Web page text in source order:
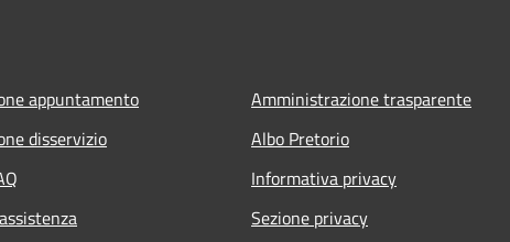
appuntamento
disservizio
Amministrazione trasparente
Albo Pretorio
Informativa privacy
Sezione privacy